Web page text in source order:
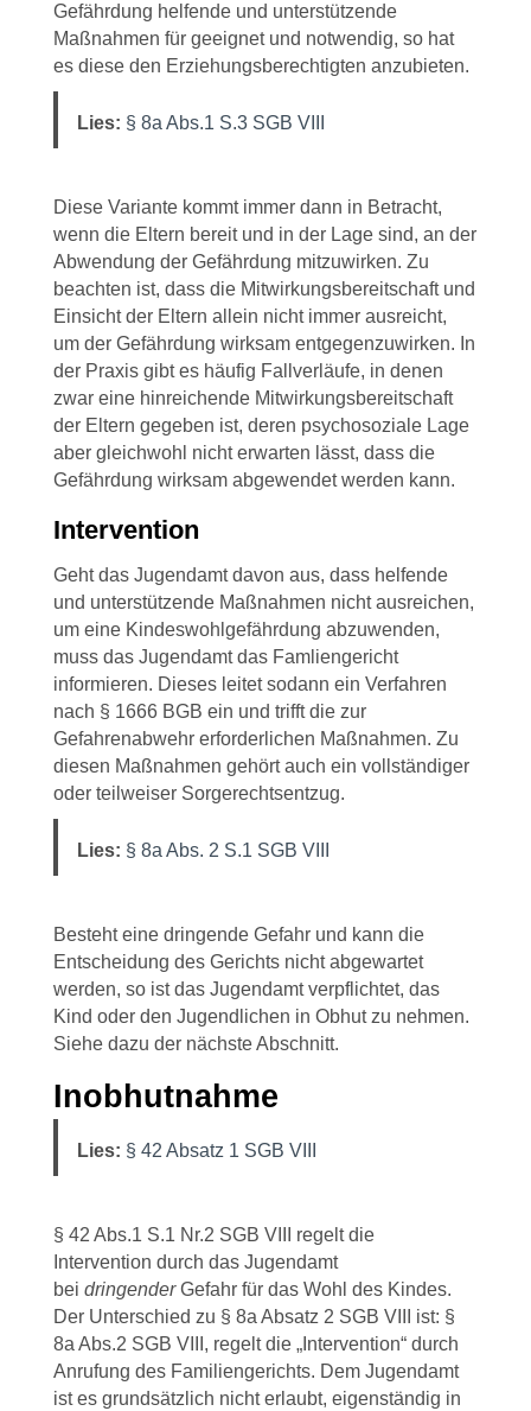
Gefährdung helfende und unterstützende
Maßnahmen für geeignet und notwendig, so hat
es diese den Erziehungsberechtigten anzubieten.
Lies: § 8a Abs.1 S.3 SGB VIII
Diese Variante kommt immer dann in Betracht,
wenn die Eltern bereit und in der Lage sind, an der
Abwendung der Gefährdung mitzuwirken. Zu
beachten ist, dass die Mitwirkungsbereitschaft und
Einsicht der Eltern allein nicht immer ausreicht,
um der Gefährdung wirksam entgegenzuwirken. In
der Praxis gibt es häufig Fallverläufe, in denen
zwar eine hinreichende Mitwirkungsbereitschaft
der Eltern gegeben ist, deren psychosoziale Lage
aber gleichwohl nicht erwarten lässt, dass die
Gefährdung wirksam abgewendet werden kann.
Intervention
Geht das Jugendamt davon aus, dass helfende
und unterstützende Maßnahmen nicht ausreichen,
um eine Kindeswohlgefährdung abzuwenden,
muss das Jugendamt das Famliengericht
informieren. Dieses leitet sodann ein Verfahren
nach § 1666 BGB ein und trifft die zur
Gefahrenabwehr erforderlichen Maßnahmen. Zu
diesen Maßnahmen gehört auch ein vollständiger
oder teilweiser Sorgerechtsentzug.
Lies: § 8a Abs. 2 S.1 SGB VIII
Besteht eine dringende Gefahr und kann die
Entscheidung des Gerichts nicht abgewartet
werden, so ist das Jugendamt verpflichtet, das
Kind oder den Jugendlichen in Obhut zu nehmen.
Siehe dazu der nächste Abschnitt.
Inobhutnahme
Lies: § 42 Absatz 1 SGB VIII
§ 42 Abs.1 S.1 Nr.2 SGB VIII regelt die
Intervention durch das Jugendamt
bei dringenderGefahr für das Wohl des Kindes.
Der Unterschied zu § 8a Absatz 2 SGB VIII ist: §
8a Abs.2 SGB VIII, regelt die „Intervention“ durch
Anrufung des Familiengerichts. Dem Jugendamt
ist es grundsätzlich nicht erlaubt, eigenständig in